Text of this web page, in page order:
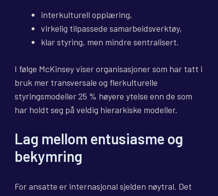
interkulturell opplæring,
virkelig tilpassede samarbeidsverktøy,
klar styring, men mindre sentralisert.
I følge McKinsey viser organisasjoner som har tatt i
bruk mer transversale og flerkulturelle
styringsmodeller 25 % høyere ytelse enn de som
har holdt seg på veldig hierarkiske modeller.
Lag mellom entusiasme og
bekymring
For ansatte er internasjonal sjelden nøytral. Det